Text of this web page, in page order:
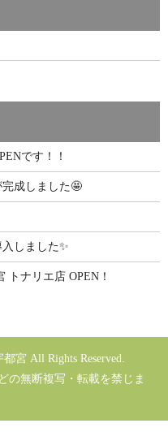
です！！
成しました🤩
しました✨
トナリエ店 OPEN！
宮 All Rights Reserved.
の無断複写・転載を禁じま